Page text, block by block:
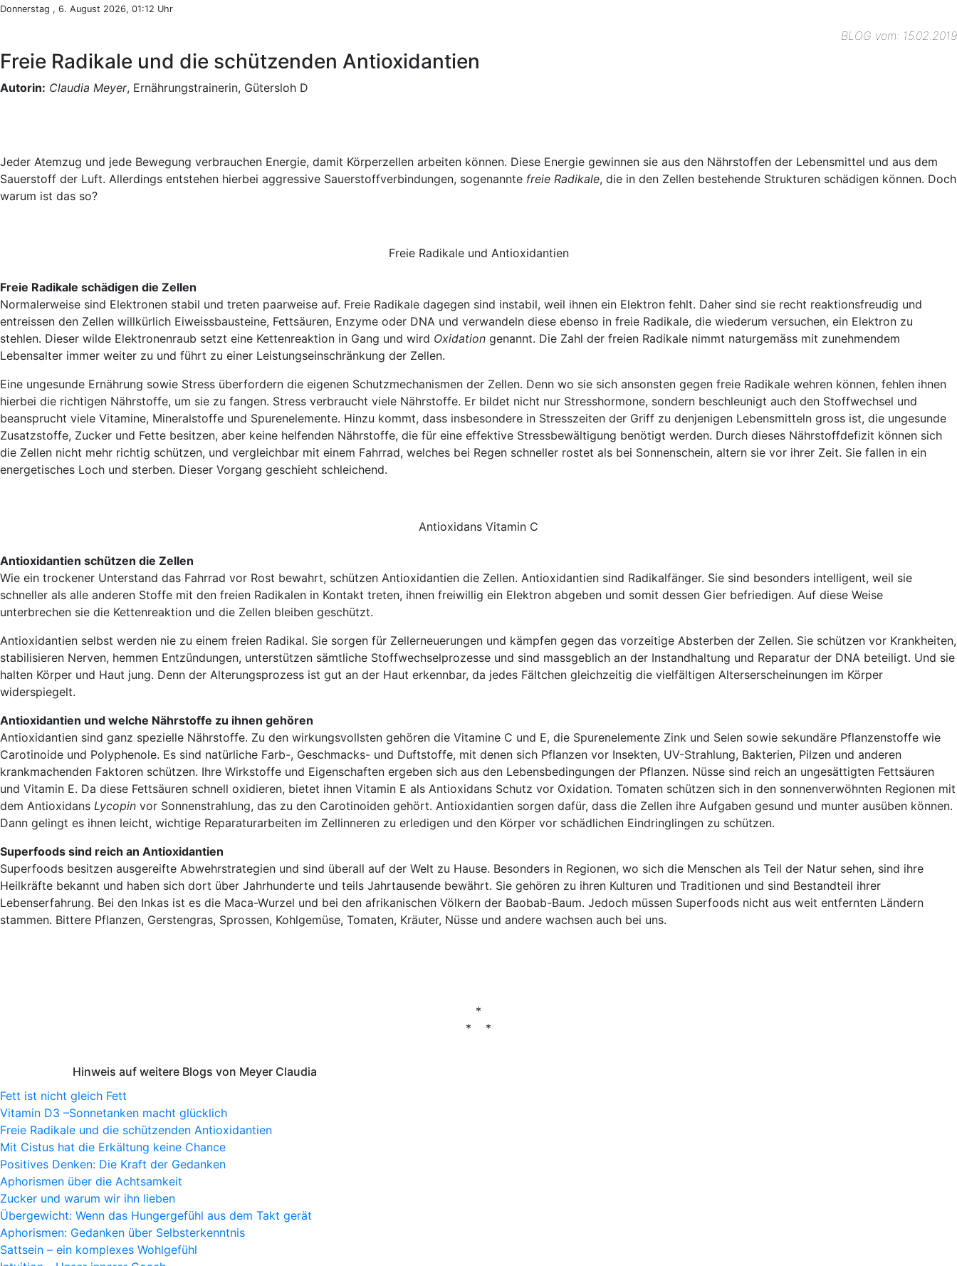
Donnerstag , 6. August 2026, 01:12 Uhr
BLOG vom: 15.02.2019
Freie Radikale und die schützenden Antioxidantien
Autorin: Claudia Meyer, Ernährungstrainerin, Gütersloh D
Jeder Atemzug und jede Bewegung verbrauchen Energie, damit Körperzellen arbeiten können. Diese Energie gewinnen sie aus den Nährstoffen der Lebensmittel und aus dem
Sauerstoff der Luft. Allerdings entstehen hierbei aggressive Sauerstoffverbindungen, sogenannte freie Radikale, die in den Zellen bestehende Strukturen schädigen können. Doch
warum ist das so?
Freie Radikale und Antioxidantien
Freie Radikale schädigen die Zellen
Normalerweise sind Elektronen stabil und treten paarweise auf. Freie Radikale dagegen sind instabil, weil ihnen ein Elektron fehlt. Daher sind sie recht reaktionsfreudig und
entreissen den Zellen willkürlich Eiweissbausteine, Fettsäuren, Enzyme oder DNA und verwandeln diese ebenso in freie Radikale, die wiederum versuchen, ein Elektron zu
stehlen. Dieser wilde Elektronenraub setzt eine Kettenreaktion in Gang und wird Oxidation genannt. Die Zahl der freien Radikale nimmt naturgemäss mit zunehmendem
Lebensalter immer weiter zu und führt zu einer Leistungseinschränkung der Zellen.
Eine ungesunde Ernährung sowie Stress überfordern die eigenen Schutzmechanismen der Zellen. Denn wo sie sich ansonsten gegen freie Radikale wehren können, fehlen ihnen
hierbei die richtigen Nährstoffe, um sie zu fangen. Stress verbraucht viele Nährstoffe. Er bildet nicht nur Stresshormone, sondern beschleunigt auch den Stoffwechsel und
beansprucht viele Vitamine, Mineralstoffe und Spurenelemente. Hinzu kommt, dass insbesondere in Stresszeiten der Griff zu denjenigen Lebensmitteln gross ist, die ungesunde
Zusatzstoffe, Zucker und Fette besitzen, aber keine helfenden Nährstoffe, die für eine effektive Stressbewältigung benötigt werden. Durch dieses Nährstoffdefizit können sich
die Zellen nicht mehr richtig schützen, und vergleichbar mit einem Fahrrad, welches bei Regen schneller rostet als bei Sonnenschein, altern sie vor ihrer Zeit. Sie fallen in ein
energetisches Loch und sterben. Dieser Vorgang geschieht schleichend.
Antioxidans Vitamin C
Antioxidantien schützen die Zellen
Wie ein trockener Unterstand das Fahrrad vor Rost bewahrt, schützen Antioxidantien die Zellen. Antioxidantien sind Radikalfänger. Sie sind besonders intelligent, weil sie
schneller als alle anderen Stoffe mit den freien Radikalen in Kontakt treten, ihnen freiwillig ein Elektron abgeben und somit dessen Gier befriedigen. Auf diese Weise
unterbrechen sie die Kettenreaktion und die Zellen bleiben geschützt.
Antioxidantien selbst werden nie zu einem freien Radikal. Sie sorgen für Zellerneuerungen und kämpfen gegen das vorzeitige Absterben der Zellen. Sie schützen vor Krankheiten,
stabilisieren Nerven, hemmen Entzündungen, unterstützen sämtliche Stoffwechselprozesse und sind massgeblich an der Instandhaltung und Reparatur der DNA beteiligt. Und sie
halten Körper und Haut jung. Denn der Alterungsprozess ist gut an der Haut erkennbar, da jedes Fältchen gleichzeitig die vielfältigen Alterserscheinungen im Körper
widerspiegelt.
Antioxidantien und welche Nährstoffe zu ihnen gehören
Antioxidantien sind ganz spezielle Nährstoffe. Zu den wirkungsvollsten gehören die Vitamine C und E, die Spurenelemente Zink und Selen sowie sekundäre Pflanzenstoffe wie
Carotinoide und Polyphenole. Es sind natürliche Farb-, Geschmacks- und Duftstoffe, mit denen sich Pflanzen vor Insekten, UV-Strahlung, Bakterien, Pilzen und anderen
krankmachenden Faktoren schützen. Ihre Wirkstoffe und Eigenschaften ergeben sich aus den Lebensbedingungen der Pflanzen. Nüsse sind reich an ungesättigten Fettsäuren
und Vitamin E. Da diese Fettsäuren schnell oxidieren, bietet ihnen Vitamin E als Antioxidans Schutz vor Oxidation. Tomaten schützen sich in den sonnenverwöhnten Regionen mit
dem Antioxidans Lycopin vor Sonnenstrahlung, das zu den Carotinoiden gehört. Antioxidantien sorgen dafür, dass die Zellen ihre Aufgaben gesund und munter ausüben können.
Dann gelingt es ihnen leicht, wichtige Reparaturarbeiten im Zellinneren zu erledigen und den Körper vor schädlichen Eindringlingen zu schützen.
Superfoods sind reich an Antioxidantien
Superfoods besitzen ausgereifte Abwehrstrategien und sind überall auf der Welt zu Hause. Besonders in Regionen, wo sich die Menschen als Teil der Natur sehen, sind ihre
Heilkräfte bekannt und haben sich dort über Jahrhunderte und teils Jahrtausende bewährt. Sie gehören zu ihren Kulturen und Traditionen und sind Bestandteil ihrer
Lebenserfahrung. Bei den Inkas ist es die Maca-Wurzel und bei den afrikanischen Völkern der Baobab-Baum. Jedoch müssen Superfoods nicht aus weit entfernten Ländern
stammen. Bittere Pflanzen, Gerstengras, Sprossen, Kohlgemüse, Tomaten, Kräuter, Nüsse und andere wachsen auch bei uns.
*
* *
Hinweis auf weitere Blogs von Meyer Claudia
Fett ist nicht gleich Fett
Vitamin D3 –Sonnetanken macht glücklich
Freie Radikale und die schützenden Antioxidantien
Mit Cistus hat die Erkältung keine Chance
Positives Denken: Die Kraft der Gedanken
Aphorismen über die Achtsamkeit
Zucker und warum wir ihn lieben
Übergewicht: Wenn das Hungergefühl aus dem Takt gerät
Aphorismen: Gedanken über Selbsterkenntnis
Sattsein – ein komplexes Wohlgefühl